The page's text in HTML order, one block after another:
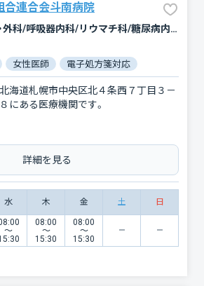
合連合会斗南病院
消化器科/腫瘍内科・外科/呼吸器内科/リウマチ科/糖尿病内科/循環器科/血液内科/内科/精神科・神経科/緩和ケア/呼吸器外科/外科/乳腺外科/心臓血管外科/整形外科/形成外科/皮膚科/泌尿器科/婦人科/眼科/耳鼻咽喉科/麻酔科/放射線科/リハビリテーション/臨床検査・病理診断/救急科
女性医師 電子処方箋対応
北海道札幌市中央区北４条西７丁目３－
８にある医療機関です。
詳細を見る
水 木 金 土 日
〜
08:00
〜
15:30
08:00
〜
15:30